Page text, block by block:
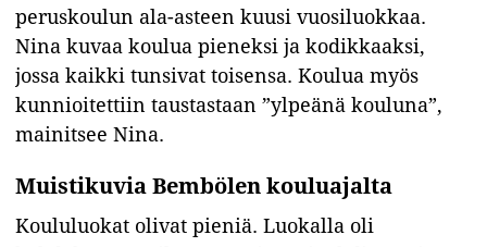
peruskoulun ala-asteen kuusi vuosiluokkaa.
Nina kuvaa koulua pieneksi ja kodikkaaksi,
jossa kaikki tunsivat toisensa. Koulua myös
kunnioitettiin taustastaan ”ylpeänä kouluna”,
mainitsee Nina.
Muistikuvia Bembölen kouluajalta
Koululuokat olivat pieniä. Luokalla oli